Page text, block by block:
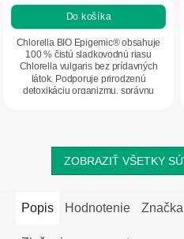
Do košíka
Chlorella BIO Epigemic® obsahuje
100 % čistú sladkovodnú riasu
Chlorella vulgaris bez prídavných
látok. Podporuje prirodzenú
detoxikáciu organizmu, správnu
ZOBRAZIŤ VŠETKY
Popis Hodnotenie Značka